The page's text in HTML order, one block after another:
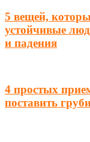
5 вещей,
устойчивые
и падения
4 простых
поставить